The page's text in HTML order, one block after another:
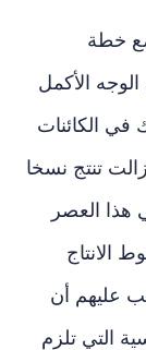
خطة
الأكمل
في الكائنات
تنتج نسخا
هذا العصر
الانتاج
عليهم أن
التي تلزم